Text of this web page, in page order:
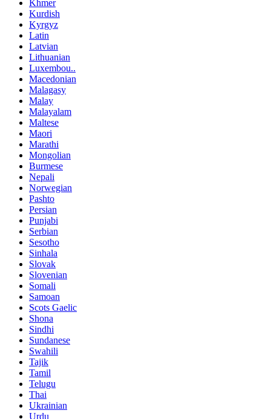
Khmer
Kurdish
Kyrgyz
Latin
Latvian
Lithuanian
Luxembou..
Macedonian
Malagasy
Malay
Malayalam
Maltese
Maori
Marathi
Mongolian
Burmese
Nepali
Norwegian
Pashto
Persian
Punjabi
Serbian
Sesotho
Sinhala
Slovak
Slovenian
Somali
Samoan
Scots Gaelic
Shona
Sindhi
Sundanese
Swahili
Tajik
Tamil
Telugu
Thai
Ukrainian
Urdu